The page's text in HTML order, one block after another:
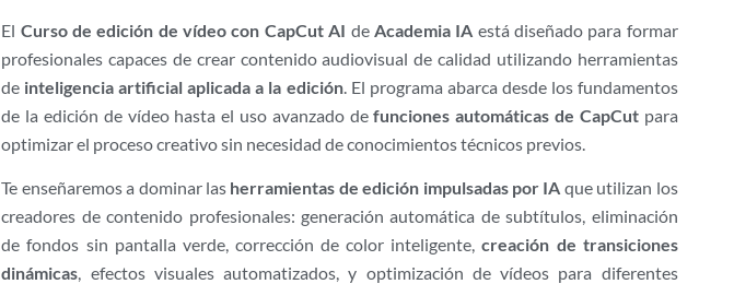
El Curso de edición de vídeo con CapCut AI de Academia IA está diseñado para formar
profesionales capaces de crear contenido audiovisual de calidad utilizando herramientas
de inteligencia artificial aplicada a la edición. El programa abarca desde los fundamentos
de la edición de vídeo hasta el uso avanzado defunciones automáticas de CapCutpara
optimizar el proceso creativo sin necesidad de conocimientos técnicos previos.
Te enseñaremos a dominar las herramientas de edición impulsadas por IA que utilizan los
creadores de contenido profesionales: generación automática de subtítulos, eliminación
de fondos sin pantalla verde, corrección de color inteligente,creación de transiciones
dinámicas, efectos visuales automatizados, y optimización de vídeos para diferentes